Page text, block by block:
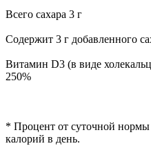
Всего сахара 3 г
Содержит 3 г добавленного
Витамин D3 (в виде
250%
* Процент от суточной
калорий в день.